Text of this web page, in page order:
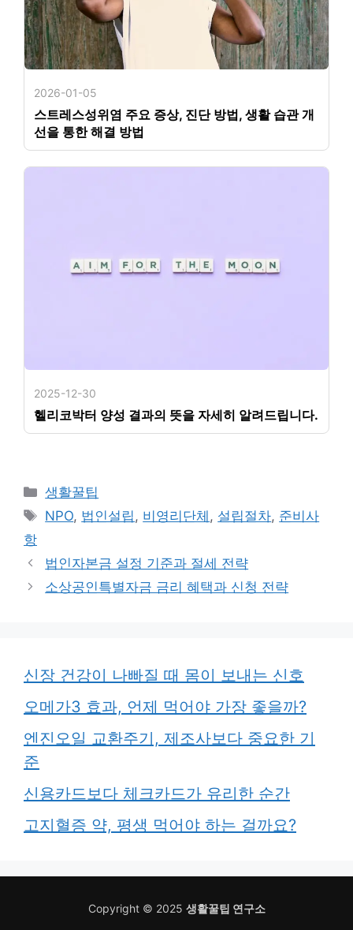
2026-01-05
스트레스성위염 주요 증상, 진단 방법, 생활 습관 개
선을 통한 해결 방법
2025-12-30
헬리코박터 양성 결과의 뜻을 자세히 알려드립니다.
카
테
생활꿀팁
태
NPO, 법인설립 , 비영리단체 , 설립절차, 준비사
항
법인자본금 설정 기준과 절세 전략
소상공인특별자금 금리 혜택과 신청 전략
신장 건강이 나빠질 때 몸이 보내는 신호
오메가3 효과, 언제 먹어야 가장 좋을까?
엔진오일 교환주기, 제조사보다 중요한 기
준
신용카드보다 체크카드가 유리한 순간
고지혈증 약, 평생 먹어야 하는 걸까요?
Copyright © 2025 생활꿀팁 연구소